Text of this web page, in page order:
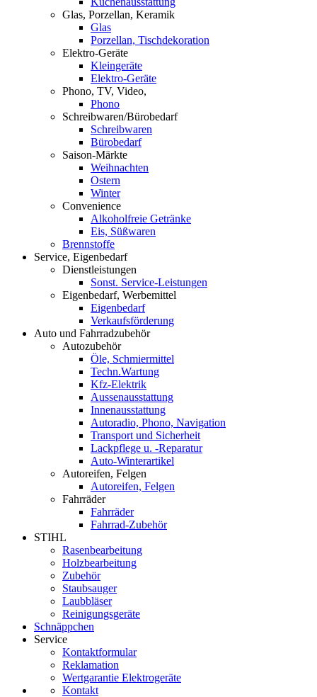
Glas, Porzellan, Keramik
Glas
Porzellan, Tischdekoration
Elektro-Geräte
Kleingeräte
Elektro-Geräte
Phono, TV, Video,
Phono
Schreibwaren/Bürobedarf
Schreibwaren
Bürobedarf
Saison-Märkte
Weihnachten
Ostern
Winter
Convenience
Alkoholfreie Getränke
Eis, Süßwaren
Brennstoffe
Service, Eigenbedarf
Dienstleistungen
Sonst. Service-Leistungen
Eigenbedarf, Werbemittel
Eigenbedarf
Verkaufsförderung
Auto und Fahrradzubehör
Autozubehör
Öle, Schmiermittel
Techn.Wartung
Kfz-Elektrik
Aussenausstattung
Innenausstattung
Autoradio, Phono, Navigation
Transport und Sicherheit
Lackpflege u. -Reparatur
Auto-Winterartikel
Autoreifen, Felgen
Autoreifen, Felgen
Fahrräder
Fahrräder
Fahrrad-Zubehör
STIHL
Rasenbearbeitung
Holzbearbeitung
Zubehör
Staubsauger
Laubbläser
Reinigungsgeräte
Schnäppchen
Service
Kontaktformular
Reklamation
Wertgarantie Elektrogeräte
Kontakt